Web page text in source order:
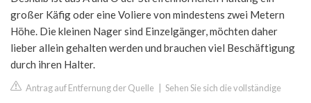
großer Käfig oder eine Voliere von mindestens zwei Metern
Höhe. Die kleinen Nager sind Einzelgänger, möchten daher
lieber allein gehalten werden und brauchen viel Beschäftigung
durch ihren Halter.
Antrag auf Entfernung der Quelle Sehen Sie sich die vollständige